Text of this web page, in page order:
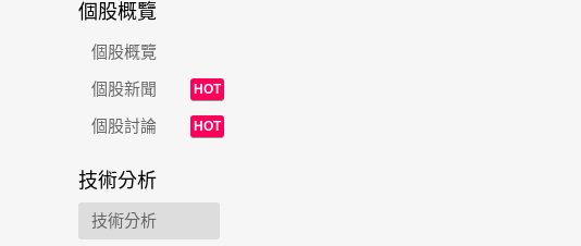
個股概覽
個股概覽
個股新聞
HOT
個股討論 HOT
技術分析
技術分析